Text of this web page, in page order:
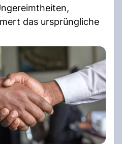
das ursprüngliche